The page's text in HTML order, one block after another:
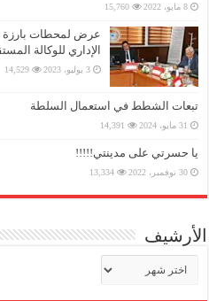
8 مايو، 2022 15,760
عرض لمحطات بارزة
الإداري للوكالة
3 يوليو، 2023 14,529
تبعات الشطط في استعمال السلطة
31 مايو، 2024 14,391
يا حسرتي على مدينتي!!!!!
30 نوفمبر، 2022 13,334
الأرشيف